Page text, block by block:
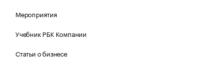
Мероприятия
Учебник РБК Компании
Статьи о бизнесе